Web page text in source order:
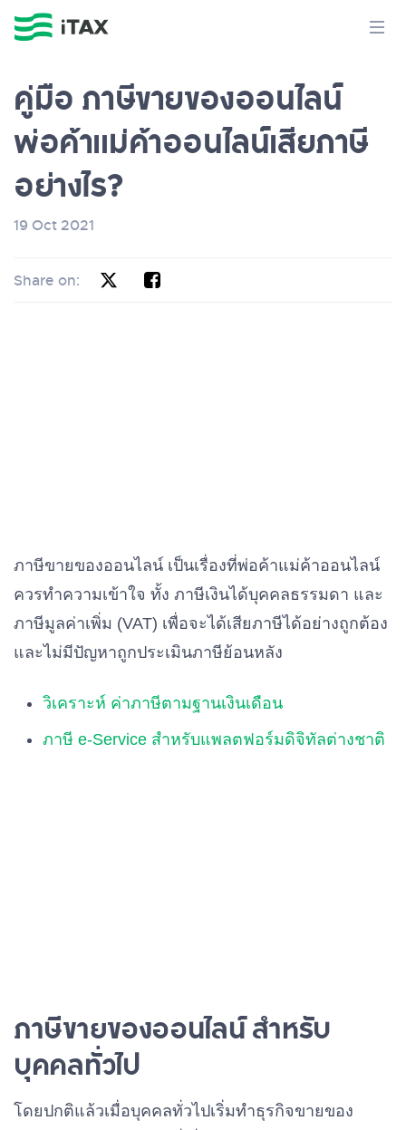
คู่มือ ภาษีขายของออนไลน์
พ่อค้าแม่ค้าออนไลน์เสียภาษี
อย่างไร?
19 Oct 2021
Share on:
ภาษีขายของออนไลน์ เป็นเรื่องที่พ่อค้าแม่ค้าออนไลน์
ควรทำความเข้าใจ ทั้ง ภาษีเงินได้บุคคลธรรมดา และ
ภาษีมูลค่าเพิ่ม (VAT) เพื่อจะได้เสียภาษีได้อย่างถูกต้อง
และไม่มีปัญหาถูกประเมินภาษีย้อนหลัง
วิเคราะห์ ค่าภาษีตามฐานเงินเดือน
ภาษี e-Service สำหรับแพลตฟอร์มดิจิทัลต่างชาติ
ภาษีขายของออนไลน์ สำหรับ
บุคคลทั่วไป
โดยปกติแล้วเมื่อบุคคลทั่วไปเริ่มทำธุรกิจขายของ